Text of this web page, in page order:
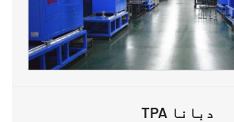
TPA دبانا